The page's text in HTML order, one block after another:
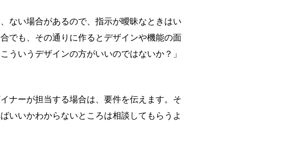
ない場合があるので、指示が曖昧なときはい
でも、その通りに作るとデザインや機能の面
ういうデザインの方がいいのではないか？」
ナーが担当する場合は、要件を伝えます。そ
いいかわからないところは相談してもらうよ